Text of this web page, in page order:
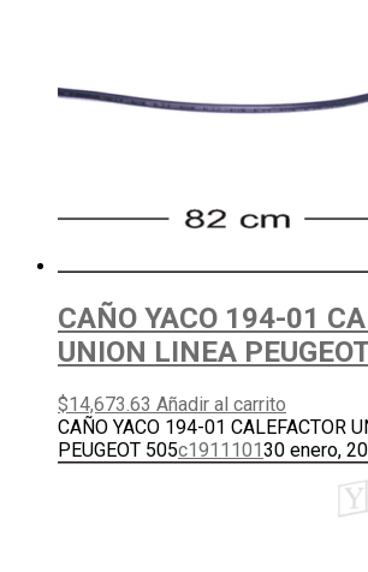
CAÑO YACO 194-01
UNION LINEA
$14,673.63 Añadir al carrito
CAÑO YACO 194-01 CALEFACTOR
PEUGEOT 505c191110130 enero,